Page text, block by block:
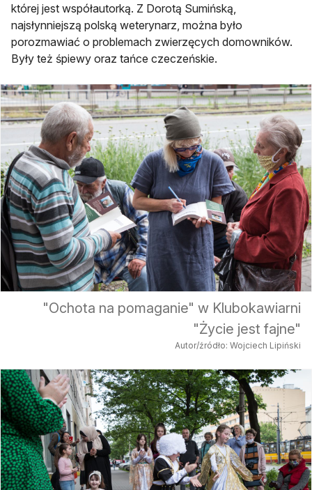
której jest współautorką. Z Dorotą Sumińską,
najsłynniejszą polską weterynarz, można było
porozmawiać o problemach zwierzęcych domowników.
Były też śpiewy oraz tańce czeczeńskie.
"Ochota na pomaganie" w Klubokawiarni
"Życie jest fajne"
Autor/źródło: Wojciech Lipiński